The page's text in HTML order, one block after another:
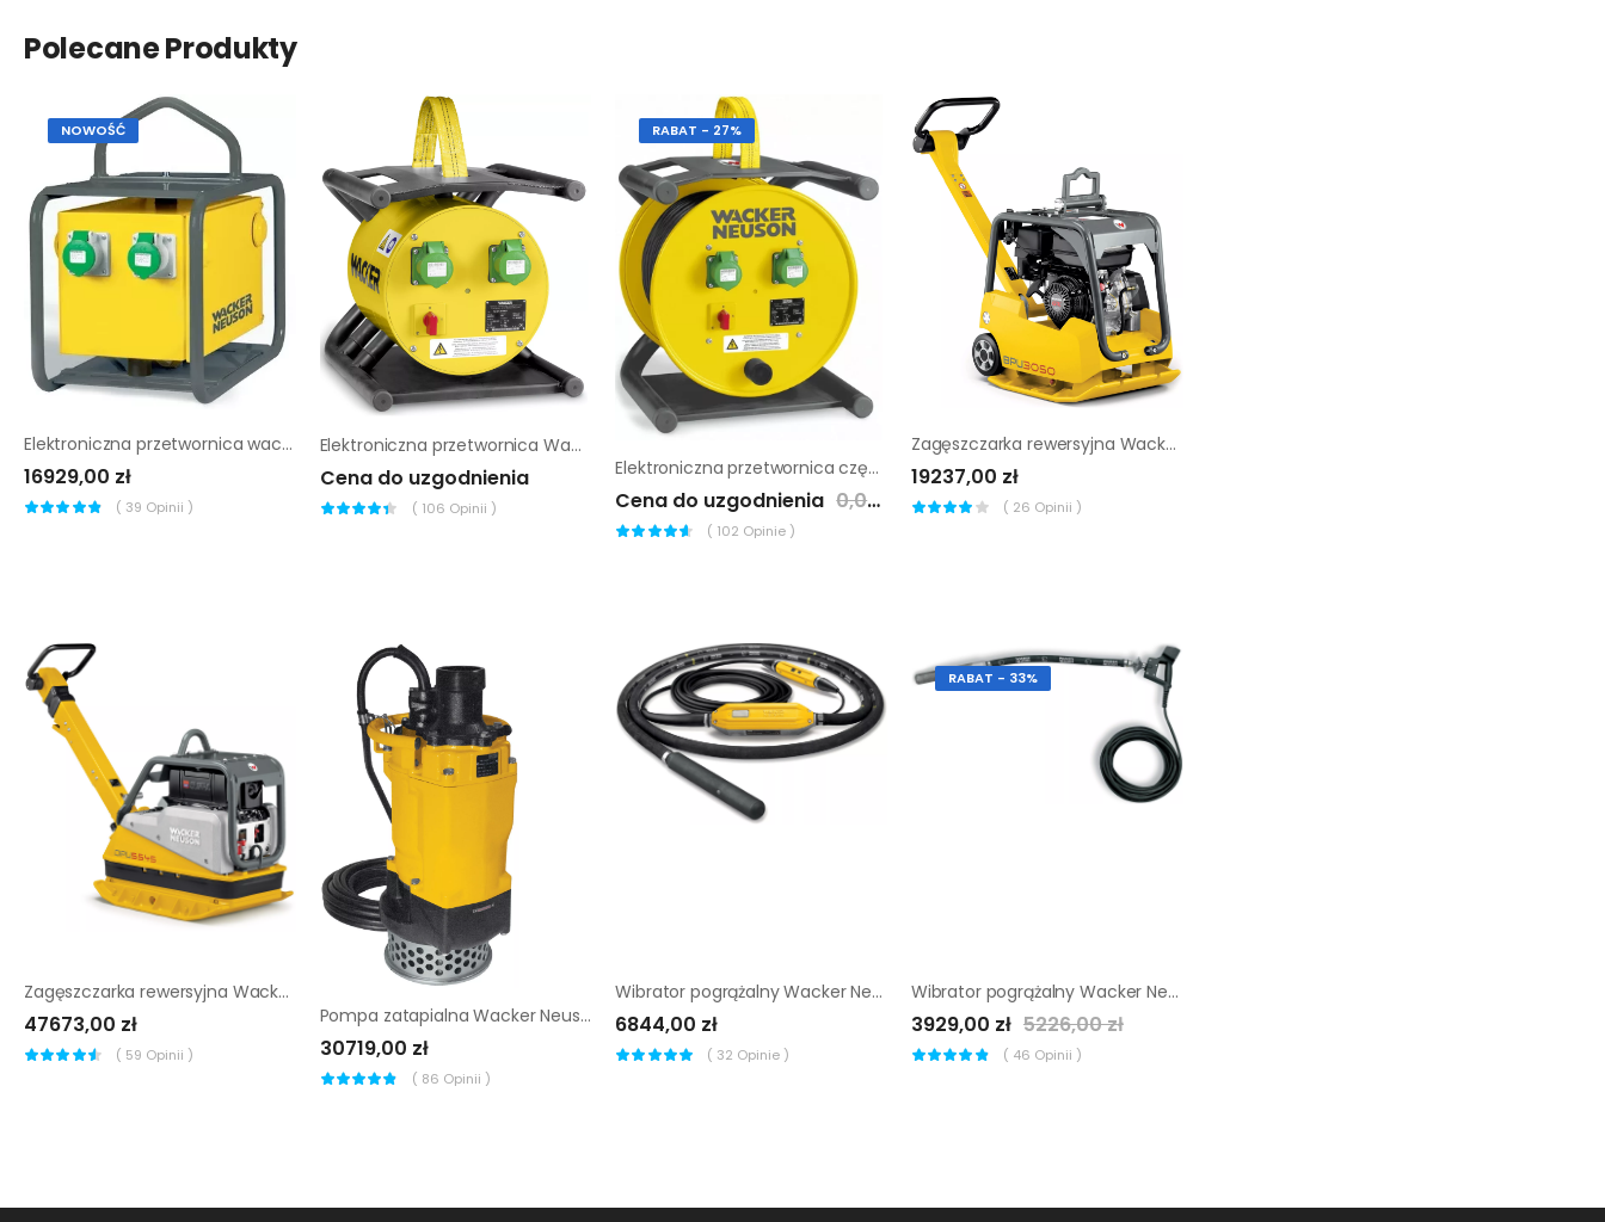
Polecane Produkty
NOWOŚĆ
Elektroniczna przetwornica wacker neuson fue-m/s 75a (2 x 63 A)
16929,00 zł
( 39 Opinii )
Elektroniczna przetwornica Wacker Neuson FUE 2/042/200W
Cena do uzgodnienia
( 106 Opinii )
RABAT - 27%
Elektroniczna przetwornica częstotliwości Wacker Neuson KTU 2
Cena do uzgodnienia 0,00 zł
( 102 Opinie )
Zagęszczarka rewersyjna Wacker Neuson BPU 3050 A
19237,00 zł
( 26 Opinii )
Zagęszczarka rewersyjna Wacker Neuson DPU 5545 Heh
47673,00 zł
( 59 Opinii )
Pompa zatapialna Wacker Neuson PS4 11003HH
30719,00 zł
( 86 Opinii )
Wibrator pogrążalny Wacker Neuson IRFU 58/230/5 gv
6844,00 zł
( 32 Opinie )
RABAT - 33%
Wibrator pogrążalny Wacker Neuson IRSEN 58/042/08 gv
3929,00 zł 5226,00 zł
( 46 Opinii )